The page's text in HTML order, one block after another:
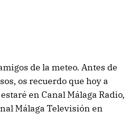
de la meteo. Antes de
os recuerdo que hoy a
en Canal Málaga Radio,
Málaga Televisión en